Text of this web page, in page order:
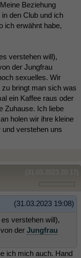
Beziehung
den Club und ich
ich erwähnt habe,
verstehen will),
der Jungfrau
sexuelles. Wir
zu bringt man sich was
ein Kaffee raus oder
Zuhause. Ich liebe
holen wir ihre kleine
und verstehen uns
(31.03.2023 20:17)
(31.03.2023 19:08)
verstehen will),
der Jungfrau
ich mich auch. Hand